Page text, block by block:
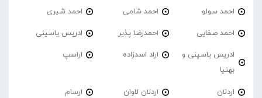
احمد سولو احمد شامی احمد شیری
احمد صفایی احمدرضا پذیر ادریس یاسینی
ادریس یاسینی و
بهنیا
اراد اسدزاده اراسپ
اردلان اردلان لاوان ارسام